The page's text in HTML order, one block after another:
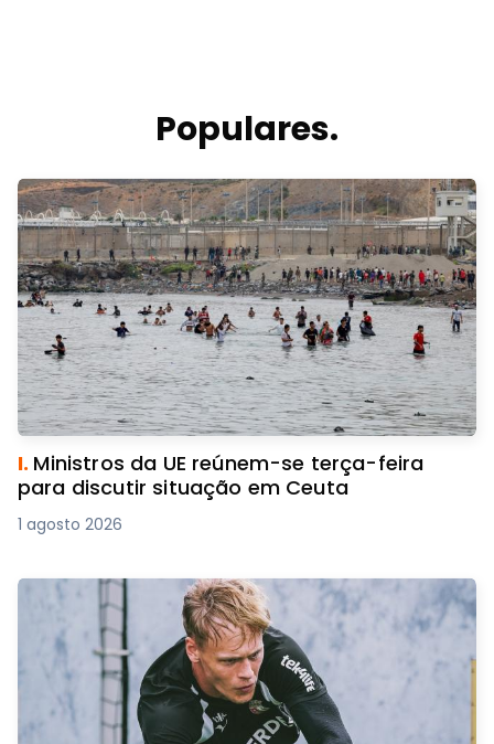
Populares.
I. Ministros da UE reúnem-se terça-feira
para discutir situação em Ceuta
1 agosto 2026